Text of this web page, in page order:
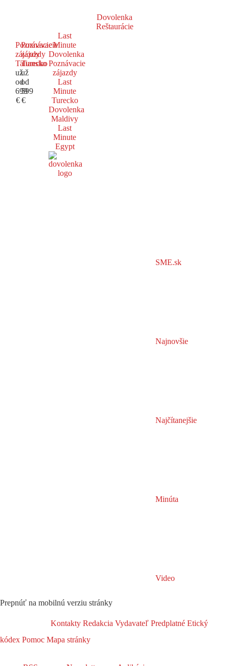
Dovolenka
Reštaurácie
Poznávacie
zájazdy
Taliansko
už
od
699
€
Poznávacie
zájazdy
Turecko
už
od
599
€
Last
Minute
Dovolenka
Poznávacie
zájazdy
Last
Minute
Turecko
Dovolenka
Maldivy
Last
Minute
Egypt
SME.sk
Najnovšie
Najčítanejšie
Minúta
Video
Prepnúť na mobilnú verziu stránky
Kontakty Redakcia Vydavateľ Predplatné Etický
kódex Pomoc Mapa stránky